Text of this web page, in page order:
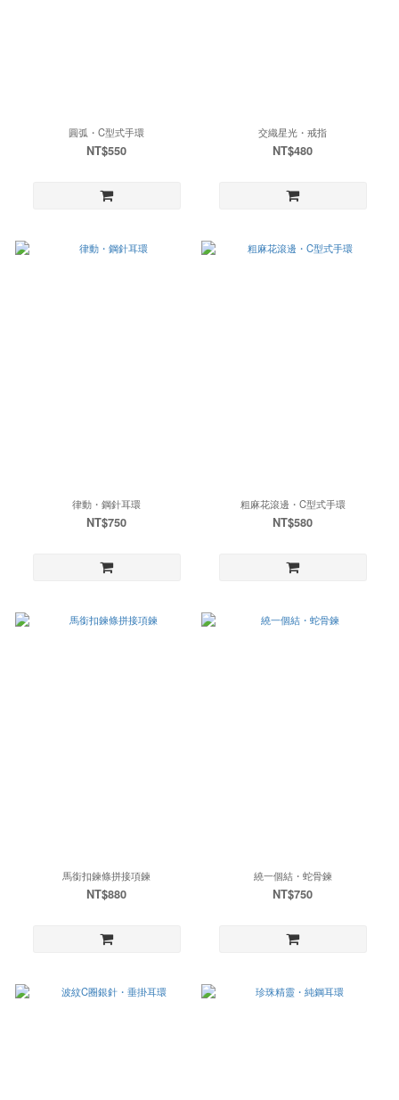
圓弧・C型式手環
NT$550
交織星光・戒指
NT$480
律動・鋼針耳環
NT$750
粗麻花滾邊・C型式手環
NT$580
馬銜扣鍊條拼接項鍊
NT$880
繞一個結・蛇骨鍊
NT$750